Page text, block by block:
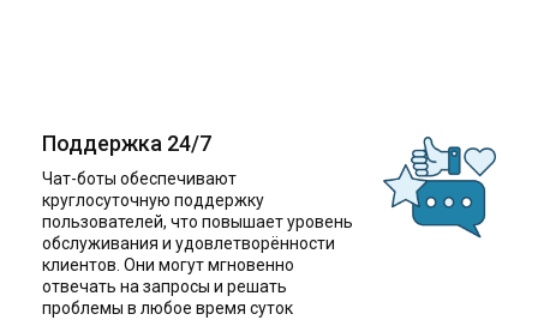
Поддержка 24/7
Чат-боты обеспечивают
круглосуточную поддержку
пользователей, что повышает уровень
обслуживания и удовлетворённости
клиентов. Они могут мгновенно
отвечать на запросы и решать
проблемы в любое время суток